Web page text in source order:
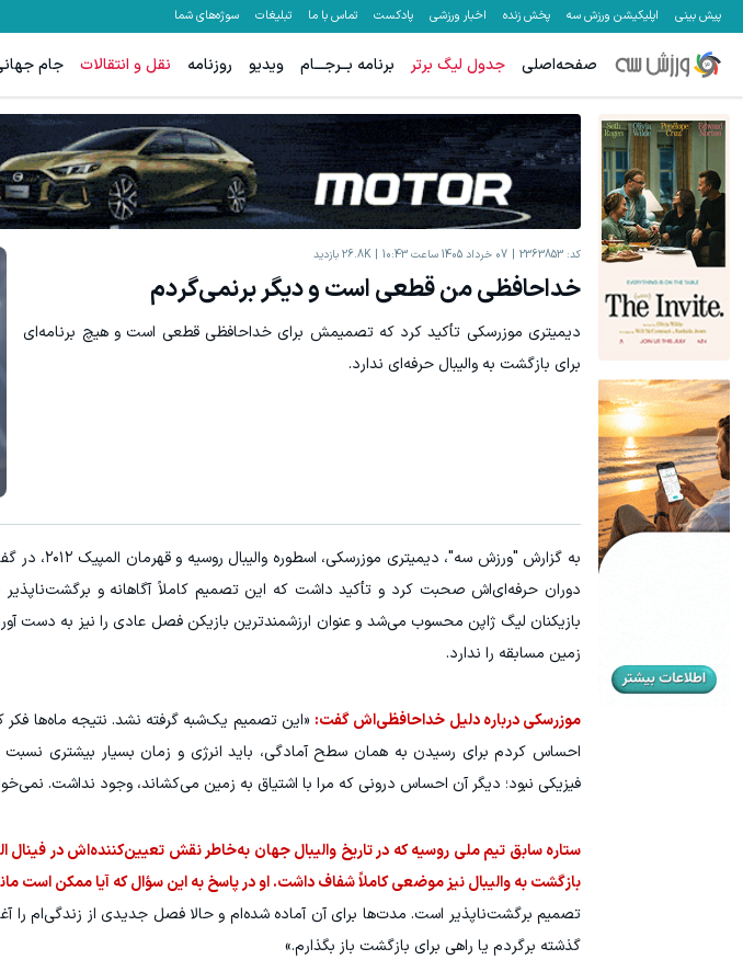
پیش بینی اپلیکیشن ورزش سه پخش زنده اخبار ورزشی پادکست تماس با ما تبلیغات سوژه‌های شما
صفحه‌اصلی جدول لیگ برتر برنامه بــرجـــام ویدیو روزنامه نقل و انتقالات جام
کد: 2363853 07 خرداد 1405 ساعت 10:43 26.8K بازدید
خداحافظی من قطعی است و دیگر برنمی‌گردم
دیمیتری موزرسکی تأکید کرد که تصمیمش برای خداحافظی قطعی است و هیچ برنامه‌ای
برای بازگشت به والیبال حرفه‌ای ندارد.
به گزارش
بازیکنان لیگ ژاپن محسوب می‌شد و عنوان ارزشمندترین بازیکن فصل عادی را نیز به دست
زمین مسابقه را ندارد.
موزرسکی درباره دلیل خداحافظی‌اش گفت: «این تصمیم یک‌شبه گرفته نشد. نتیجه ماه‌ها
احساس کردم برای رسیدن به همان سطح آمادگی، باید انرژی و زمان بسیار بیشتری
فیزیکی نبود؛ دیگر آن احساس درونی که مرا با اشتیاق به زمین می‌کشاند، وجود نداشت.
ستاره سابق تیم ملی روسیه که در تاریخ والیبال جهان به‌خاطر نقش تعیین‌کننده‌اش در فینال
بازگشت به والیبال نیز موضعی کاملاً شفاف داشت. او در پاسخ به این سؤال که آیا ممکن است
تصمیم برگشت‌ناپذیر است. مدت‌ها برای آن آماده شده‌ام و حالا فصل جدیدی از زندگی‌ام را
گذشته برگردم یا راهی برای بازگشت باز بگذارم.»
یخچال ویترینی 9 فوت ایستکول (جدید)
کلیک کن!
تا %60 تخفیف محصولات جین وست + خرید در 4 قسط
یخچال ویترینی 9 فوت ایستکول (جدید)
کلیک کن! ثبت نام کنید